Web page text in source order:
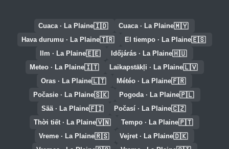
🇲🇾
Cuaca · La Plaine
🇮🇩
Cuaca · La Plaine
🇪🇸
El tiempo · La Plaine
🇹🇷
Hava durumu · La Plaine
🇭🇺
Időjárás · La Plaine
🇪🇪
Ilm · La Plaine
🇱🇻
Laikapstākļi · La Plaine
🇮🇹
Meteo · La Plaine
🇫🇷
Météo · La Plaine
🇱🇹
Oras · La Plaine
🇵🇱
Pogoda · La Plaine
🇸🇰
Počasie · La Plaine
🇨🇿
Počasí · La Plaine
🇫🇮
Sää · La Plaine
🇵🇹
Tempo · La Plaine
🇻🇳
Thời tiết · La Plaine
🇩🇰
Vejret · La Plaine
🇷🇸
Vreme · La Plaine